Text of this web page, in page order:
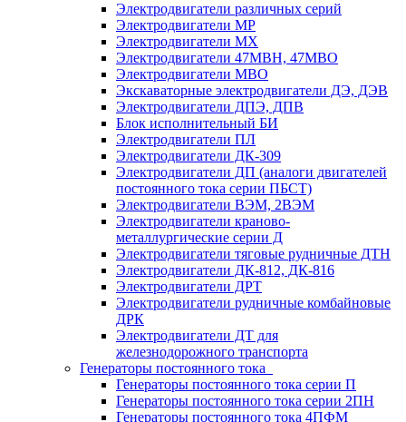
Электродвигатели различных серий
Электродвигатели МР
Электродвигатели MX
Электродвигатели 47MBH, 47МВО
Электродвигатели MBO
Экскаваторные электродвигатели ДЭ, ДЭВ
Электродвигатели ДПЭ, ДПВ
Блок исполнительный БИ
Электродвигатели ПЛ
Электродвигатели ДК-309
Электродвигатели ДП (аналоги двигателей
постоянного тока серии ПБСТ)
Электродвигатели ВЭМ, 2ВЭМ
Электродвигатели краново-
металлургические серии Д
Электродвигатели тяговые рудничные ДТН
Электродвигатели ДК-812, ДК-816
Электродвигатели ДРТ
Электродвигатели рудничные комбайновые
ДРК
Электродвигатели ДТ для
железнодорожного транспорта
Генераторы постоянного тока
Генераторы постоянного тока серии П
Генераторы постоянного тока серии 2ПН
Генераторы постоянного тока 4ПФМ